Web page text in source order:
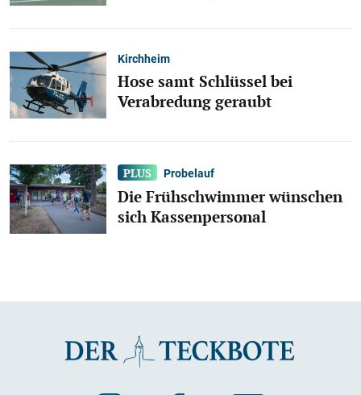
Kirchheim
Hose samt Schlüssel bei
Verabredung geraubt
Probelauf
Die Frühschwimmer wünschen
sich Kassenpersonal